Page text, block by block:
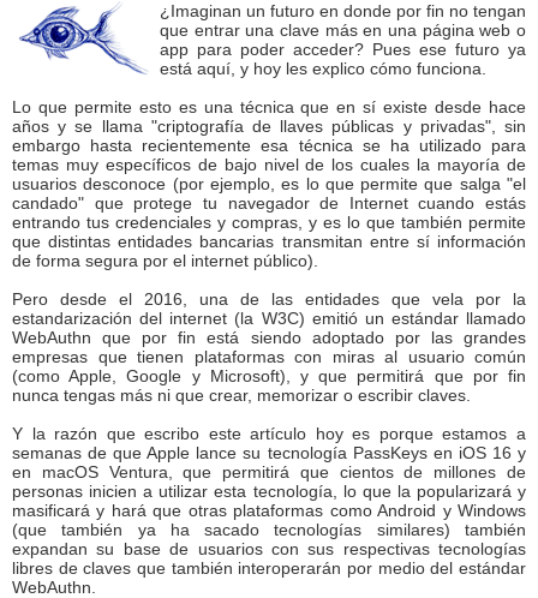
¿Imaginan un futuro en donde por fin no tengan
que entrar una clave más en una página web o
app para poder acceder? Pues ese futuro ya
está aquí, y hoy les explico cómo funciona.
Lo que permite esto es una técnica que en sí existe desde hace
años y se llama "criptografía de llaves públicas y privadas", sin
embargo hasta recientemente esa técnica se ha utilizado para
temas muy específicos de bajo nivel de los cuales la mayoría de
usuarios desconoce (por ejemplo, es lo que permite que salga "el
candado" que protege tu navegador de Internet cuando estás
entrando tus credenciales y compras, y es lo que también permite
que distintas entidades bancarias transmitan entre sí información
de forma segura por el internet público).
Pero desde el 2016, una de las entidades que vela por la
estandarización del internet (la W3C) emitió un estándar llamado
WebAuthn que por fin está siendo adoptado por las grandes
empresas que tienen plataformas con miras al usuario común
(como Apple, Google y Microsoft), y que permitirá que por fin
nunca tengas más ni que crear, memorizar o escribir claves.
Y la razón que escribo este artículo hoy es porque estamos a
semanas de que Apple lance su tecnología PassKeys en iOS 16 y
en macOS Ventura, que permitirá que cientos de millones de
personas inicien a utilizar esta tecnología, lo que la popularizará y
masificará y hará que otras plataformas como Android y Windows
(que también ya ha sacado tecnologías similares) también
expandan su base de usuarios con sus respectivas tecnologías
libres de claves que también interoperarán por medio del estándar
WebAuthn.